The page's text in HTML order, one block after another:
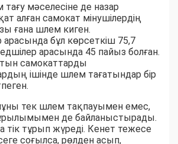
мәселесіне де назар
алған самокат мінушілердің
ғана шлем киген.
бұл көрсеткіш 75,7
арасында 45 пайыз болған.
самокаттарды
ішінде шлем тағатындар бір
тек шлем тақпауымен емес,
де байланыстырады.
тік тұрып жүреді. Кенет тежесе
соғылса, рөлден асып,